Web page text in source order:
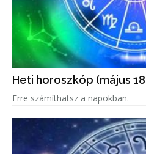
Heti horoszkóp (május
Erre számíthatsz a napokban.